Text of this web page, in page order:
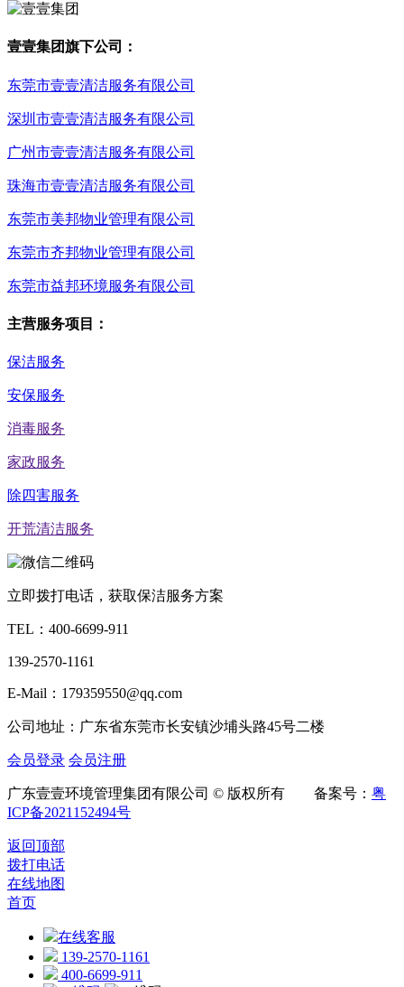
壹壹集团旗下公司：
东莞市壹壹清洁服务有限公司
深圳市壹壹清洁服务有限公司
广州市壹壹清洁服务有限公司
珠海市壹壹清洁服务有限公司
东莞市美邦物业管理有限公司
东莞市齐邦物业管理有限公司
东莞市益邦环境服务有限公司
主营服务项目：
保洁服务
安保服务
消毒服务
家政服务
除四害服务
开荒清洁服务
立即拨打电话，获取保洁服务方案
TEL： 400-6699-911
139-2570-1161
E-Mail：179359550@qq.com
公司地址：广东省东莞市长安镇沙埔头路45号二楼
会员登录 会员注册
广东壹壹环境管理集团有限公司 © 版权所有 备案号： 粤
ICP备2021152494号
返回顶部
拨打电话
在线地图
首页
在线客服
139-2570-1161
400-6699-911